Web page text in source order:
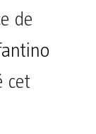
de
cet